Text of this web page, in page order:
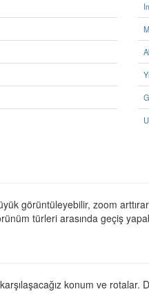
görüntüleyebilir, zoom
türleri arasında geçiş
konum ve